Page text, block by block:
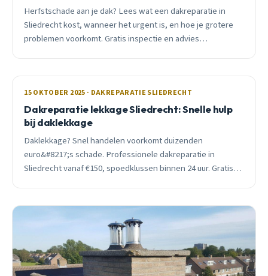
Herfstschade aan je dak? Lees wat een dakreparatie in
Sliedrecht kost, wanneer het urgent is, en hoe je grotere
problemen voorkomt. Gratis inspectie en advies
15 OKTOBER 2025 · DAKREPARATIE SLIEDRECHT
Dakreparatie lekkage Sliedrecht: Snelle hulp
bij daklekkage
Daklekkage? Snel handelen voorkomt duizenden
euro&#8217;s schade. Professionele dakreparatie in
Sliedrecht vanaf €150, spoedklussen binnen 24 uur. Gratis